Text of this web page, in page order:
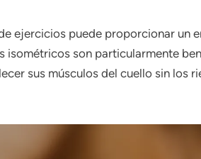
ejercicios puede proporcionar un
isométricos son particularmente
sus músculos del cuello sin los